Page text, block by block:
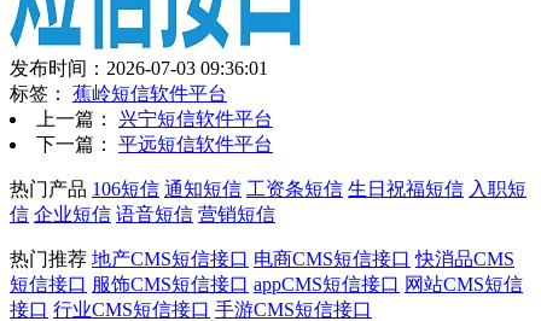
发布时间：2026-07-03 09:36:01
标签： 蕉岭短信软件平台
上一篇： 兴宁短信软件平台
下一篇： 平远短信软件平台
热门产品 106短信 通知短信 工资条短信 生日祝福短信 入职短
信 企业短信 语音短信 营销短信
热门推荐 地产CMS短信接口 电商CMS短信接口 快消品CMS
短信接口 服饰CMS短信接口 appCMS短信接口 网站CMS短信
接口 行业CMS短信接口 手游CMS短信接口